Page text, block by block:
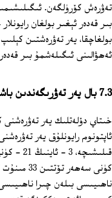
تەۋرەش كۆرۈلگەن.
بىر قەدەر ئېغىر بولغان
بولغاچقا، يەر تەۋرەشتىن
ئەھۋالىنى ئىگىلەشمۇ بىر
7.3 بال يەر تەۋرىگەندىن باشقا 14 قېتىم قالدۇق يەر تەۋرىدى
خىتاي دۆلەتلىك يەر
ئاپتونوم رايونلۇق يەر
كۈنى